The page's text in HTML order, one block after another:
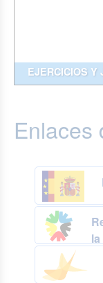
EJERCICIOS Y
Enlaces